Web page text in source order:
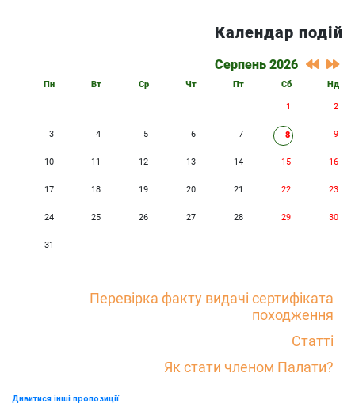
Календар подій
Серпень 2026
Пн Вт Ср Чт Пт Сб Нд
1 2
3 4 5 6 7 8 9
10 11 12 13 14 15 16
17 18 19 20 21 22 23
24 25 26 27 28 29 30
31
Перевірка факту видачі сертифіката
походження
Статті
Як стати членом Палати?
Дивитися інші пропозиції